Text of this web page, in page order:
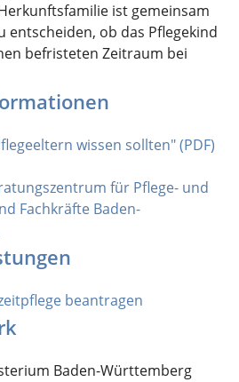
ist gemeinsam
entscheiden, ob das Pflegekind
befristeten Zeitraum bei
wissen sollten" (PDF)
für Pflege- und
Fachkräfte Baden-
beantragen
Baden-Württemberg